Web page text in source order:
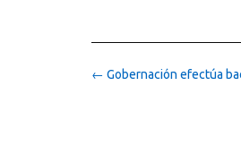
Post
← Gobernación efectúa